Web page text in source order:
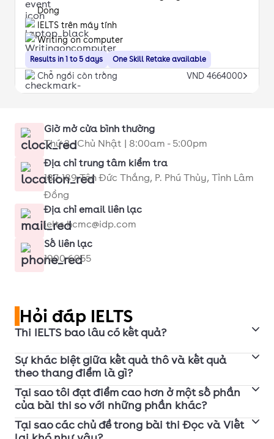
Dong
Results in 1 to 5 days
IELTS trên máy tính
Writing on computer
One Skill Retake available
Chỗ ngồi còn trống VND 4664000
Giờ mở cửa bình thường
Thứ 2 - Chủ Nhật | 8:00am - 5:00pm
Địa chỉ trung tâm kiểm tra
187-189 Tôn Đức Thắng, P. Phú Thủy, Tỉnh Lâm
Đồng
Địa chỉ email liên lạc
ielts.hcmc@idp.com
Số liên lạc
1900 6955
Hỏi đáp IELTS
Thi IELTS bao lâu có kết quả?
Kết quả thi IELTS trên máy tính có trong khoảng 2
ngày kể từ ngày thi.
Sự khác biệt giữa kết quả thô và kết quả
theo thang điểm là gì?
Phần Nghe và Đọc của bài thi IELTS được chấm cho
kết quả tối đa là 40 điểm và sau đó kết quả được
chuyển đổi theo thang điểm từ 1 đến 9.
Tại sao tôi đạt điểm cao hơn ở một số phần
của bài thi so với những phần khác?
Việc mọi người đạt được điểm kỹ năng khác nhau
Tại sao các chủ đề trong bài thi Đọc và Viết